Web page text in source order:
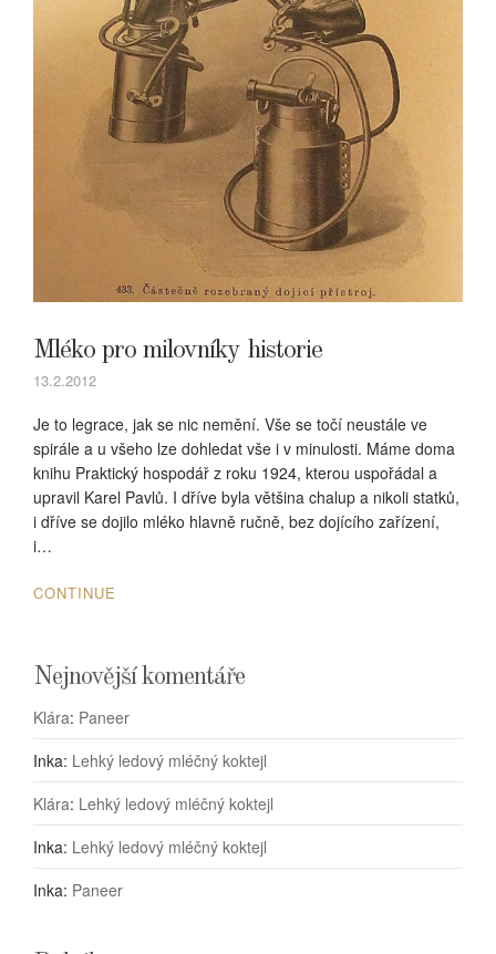
Mléko pro milovníky historie
13.2.2012
Je to legrace, jak se nic nemění. Vše se točí neustále ve
spirále a u všeho lze dohledat vše i v minulosti. Máme doma
knihu Praktický hospodář z roku 1924, kterou uspořádal a
upravil Karel Pavlů. I dříve byla většina chalup a nikoli statků,
i dříve se dojilo mléko hlavně ručně, bez dojícího zařízení,
i…
CONTINUE
Nejnovější komentáře
Klára: Paneer
Inka: Lehký ledový mléčný koktejl
Klára: Lehký ledový mléčný koktejl
Inka: Lehký ledový mléčný koktejl
Inka: Paneer